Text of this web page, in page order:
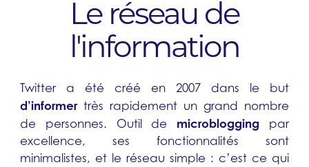
Le réseau de
l'information
Twitter a été créé en 2007 dans le but
d’informertrès rapidement un grand nombre
de personnes. Outil de microblogging par
excellence, ses fonctionnalités sont
minimalistes, et le réseau simple : c’est ce qui